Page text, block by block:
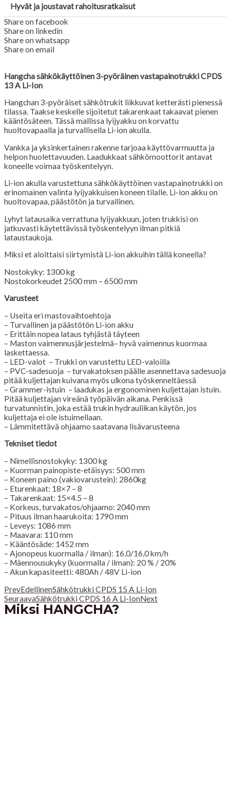
Hyvät ja joustavat rahoitusratkaisut
Share on facebook
Share on linkedin
Share on whatsapp
Share on email
Hangcha sähkökäyttöinen 3-pyöräinen vastapainotrukki CPDS
13 A Li-Ion
Hangchan 3-pyöräiset sähkötrukit liikkuvat ketterästi pienessä
tilassa. Taakse keskelle sijoitetut takarenkaat takaavat pienen
kääntösäteen. Tässä mallissa lyijyakku on korvattu
huoltovapaalla ja turvallisella Li-ion akulla.
Vankka ja yksinkertainen rakenne tarjoaa käyttövarmuutta ja
helpon huolettavuuden. Laadukkaat sähkömoottorit antavat
koneelle voimaa työskentelyyn.
Li-ion akulla varustettuna sähkökäyttöinen vastapainotrukki on
erinomainen valinta lyijyakkuisen koneen tilalle. Li-ion akku on
huoltovapaa, päästötön ja turvallinen.
Lyhyt latausaika verrattuna lyijyakkuun, joten trukkisi on
jatkuvasti käytettävissä työskentelyyn ilman pitkiä
lataustaukoja.
Miksi et aloittaisi siirtymistä Li-ion akkuihin tällä koneella?
Nostokyky: 1300 kg
Nostokorkeudet 2500 mm – 6500 mm
Varusteet
– Useita eri mastovaihtoehtoja
– Turvallinen ja päästötön Li-ion akku
– Erittäin nopea lataus tyhjästä täyteen
– Maston vaimennusjärjestelmä– hyvä vaimennus kuormaa
laskettaessa.
– LED-valot – Trukki on varustettu LED-valoilla
– PVC-sadesuoja – turvakatoksen päälle asennettava sadesuoja
pitää kuljettajan kuivana myös ulkona työskenneltäessä
– Grammer-istuin – laadukas ja ergonominen kuljettajan istuin.
Pitää kuljettajan vireänä työpäivän aikana. Penkissä
turvatunnistin, joka estää trukin hydrauliikan käytön, jos
kuljettaja ei ole istuimellaan.
– Lämmitettävä ohjaamo saatavana lisävarusteena
Tekniset tiedot
– Nimellisnostokyky: 1300 kg
– Kuorman painopiste-etäisyys: 500 mm
– Koneen paino (vakiovarustein): 2860kg
– Eturenkaat: 18×7 – 8
– Takarenkaat: 15×4.5 – 8
– Korkeus, turvakatos/ohjaamo: 2040 mm
– Pituus ilman haarukoita: 1790 mm
– Leveys: 1086 mm
– Maavara: 110 mm
– Kääntösäde: 1452 mm
– Ajonopeus kuormalla / ilman): 16,0/16,0 km/h
– Mäennousukyky (kuormalla / ilman): 20 % / 20%
– Akun kapasiteetti: 480Ah / 48V Li-ion
PrevEdellinenSähkötrukki CPDS 15 A Li-Ion
SeuraavaSähkötrukki CPDS 16 A Li-IonNext
Miksi HANGCHA?